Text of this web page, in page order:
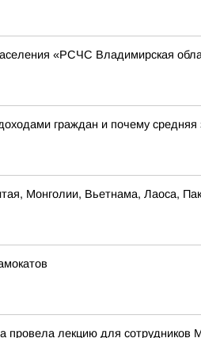
«РСЧС Владимирская
граждан и почему
Монголии, Вьетнама, Лаоса,
провела лекцию для сотрудников